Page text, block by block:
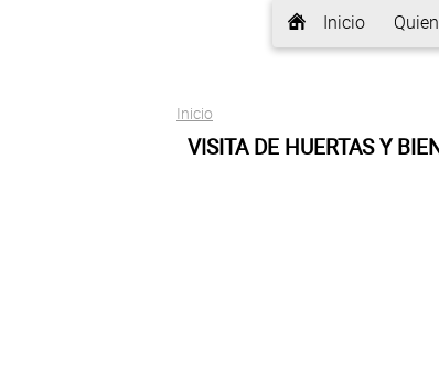
Inicio
Usted está aquí
Inicio
VISITA DE HUERTAS Y